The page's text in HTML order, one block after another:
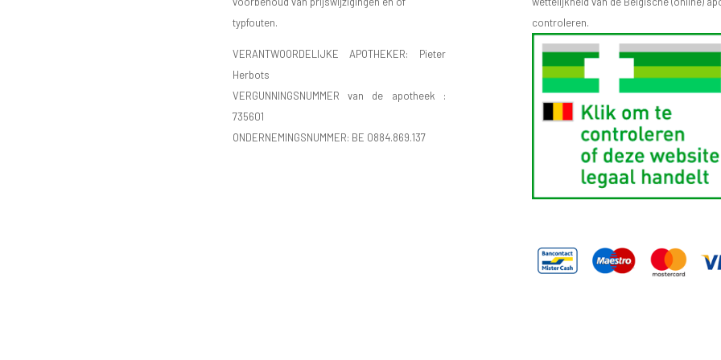
typfouten.
VERANTWOORDELIJKE APOTHEKER: Pieter
Herbots
VERGUNNINGSNUMMER van de apotheek :
735601
ONDERNEMINGSNUMMER: BE 0884.869.137
controleren.